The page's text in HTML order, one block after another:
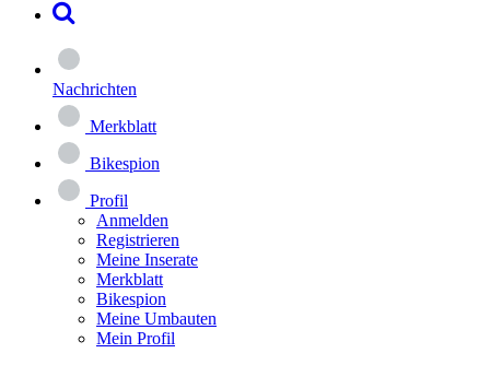
Nachrichten
Merkblatt
Bikespion
Profil
Anmelden
Registrieren
Meine Inserate
Merkblatt
Bikespion
Meine Umbauten
Mein Profil